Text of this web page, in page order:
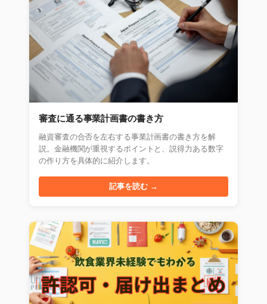
審査に通る事業計画書の書き方
融資審査の合否を左右する事業計画書の書き方を解
説。金融機関が重視するポイントと、説得力ある数字
の作り方を具体的に紹介します。
記事を読む →